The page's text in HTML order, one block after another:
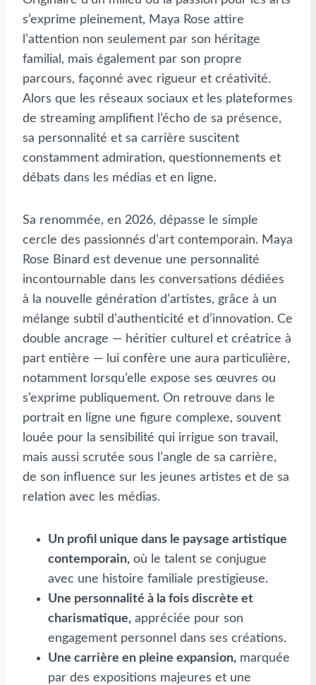
s’exprime pleinement, Maya Rose attire
l’attention non seulement par son héritage
familial, mais également par son propre
parcours, façonné avec rigueur et créativité.
Alors que les réseaux sociaux et les plateformes
de streaming amplifient l’écho de sa présence,
sa personnalité et sa carrière suscitent
constamment admiration, questionnements et
débats dans les médias et en ligne.
Sa renommée, en 2026, dépasse le simple
cercle des passionnés d’art contemporain. Maya
Rose Binard est devenue une personnalité
incontournable dans les conversations dédiées
à la nouvelle génération d’artistes, grâce à un
mélange subtil d’authenticité et d’innovation. Ce
double ancrage — héritier culturel et créatrice à
part entière — lui confère une aura particulière,
notamment lorsqu’elle expose ses œuvres ou
s’exprime publiquement. On retrouve dans le
portrait en ligne une figure complexe, souvent
louée pour la sensibilité qui irrigue son travail,
mais aussi scrutée sous l’angle de sa carrière,
de son influence sur les jeunes artistes et de sa
relation avec les médias.
Un profil unique dans le paysage artistique
contemporain, où le talent se conjugue
avec une histoire familiale prestigieuse.
Une personnalité à la fois discrète et
charismatique, appréciée pour son
engagement personnel dans ses créations.
Une carrière en pleine expansion, marquée
par des expositions majeures et une